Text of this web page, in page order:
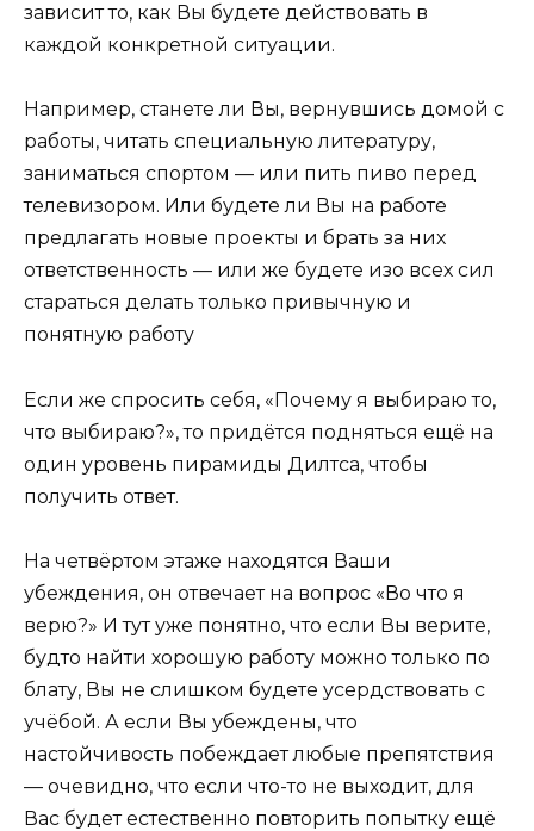
зависит то, как Вы будете действовать в
каждой конкретной ситуации.
Например, станете ли Вы, вернувшись домой с
работы, читать специальную литературу,
заниматься спортом — или пить пиво перед
телевизором. Или будете ли Вы на работе
предлагать новые проекты и брать за них
ответственность — или же будете изо всех сил
стараться делать только привычную и
понятную работу
Если же спросить себя, «Почему я выбираю то,
что выбираю?», то придётся подняться ещё на
один уровень пирамиды Дилтса, чтобы
получить ответ.
На четвёртом этаже находятся Ваши
убеждения, он отвечает на вопрос «Во что я
верю?» И тут уже понятно, что если Вы верите,
будто найти хорошую работу можно только по
блату, Вы не слишком будете усердствовать с
учёбой. А если Вы убеждены, что
настойчивость побеждает любые препятствия
— очевидно, что если что-то не выходит, для
Вас будет естественно повторить попытку ещё